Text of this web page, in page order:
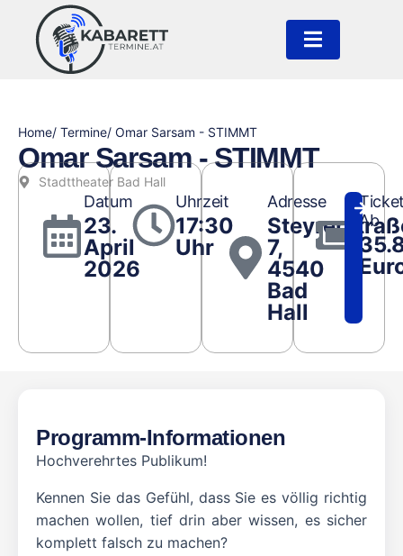
Home/ Termine/ Omar Sarsam - STIMMT
Omar Sarsam - STIMMT
Stadttheater Bad Hall
Datum
23.
April
2026
Uhrzeit
17:30
Uhr
Adresse
7,
4540
Bad
Hall
Ab
Programm-Informationen
Hochverehrtes Publikum!
Kennen Sie das Gefühl, dass Sie es völlig richtig
machen wollen, tief drin aber wissen, es sicher
komplett falsch zu machen?